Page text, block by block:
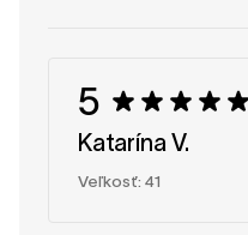
5
Katarína V.
Veľkosť: 41